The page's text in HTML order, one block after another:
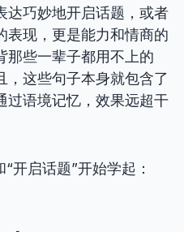
达巧妙地开启话题，或者
表现，更是能力和情商的
那些一辈子都用不上的
，这些句子本身就包含了
过语境记忆，效果远超干
开启话题”开始学起：